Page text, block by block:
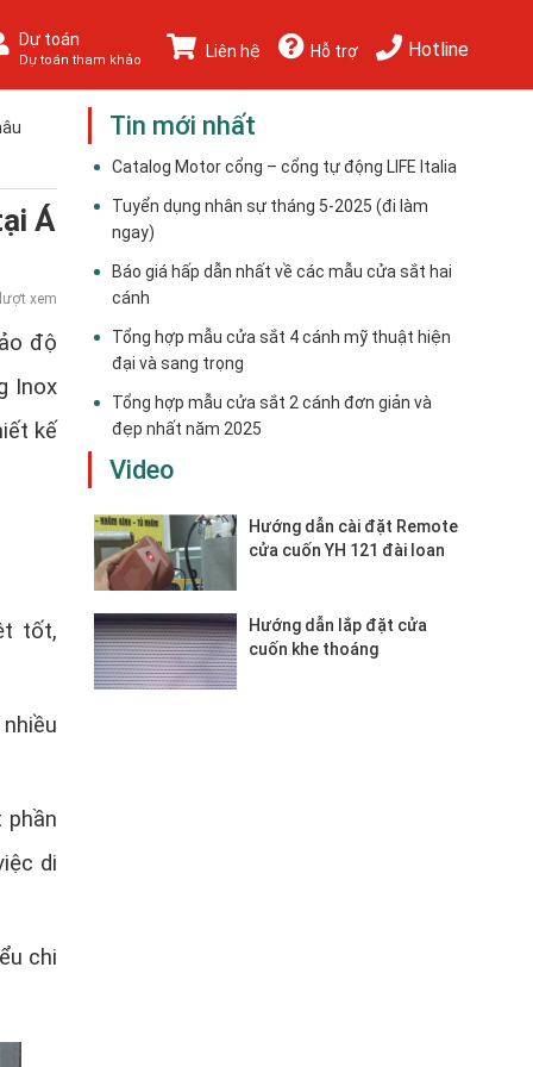
Dự toán
Dự toán tham khảo Liên hệ Hỗ trợ Hotline
Á
xem
độ
Inox
kế
tốt,
phần
di
chi
Tin mới nhất
Catalog Motor cổng – cổng tự động LIFE Italia
Tuyển dụng nhân sự tháng 5-2025 (đi làm
ngay)
Báo giá hấp dẫn nhất về các mẫu cửa sắt hai
cánh
Tổng hợp mẫu cửa sắt 4 cánh mỹ thuật hiện
đại và sang trọng
Tổng hợp mẫu cửa sắt 2 cánh đơn giản và
đẹp nhất năm 2025
Video
Hướng dẫn cài đặt Remote
cửa cuốn YH 121 đài loan
Hướng dẫn lắp đặt cửa
cuốn khe thoáng